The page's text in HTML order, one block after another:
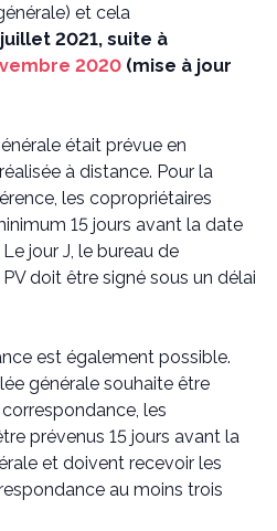
et cela
juillet 2021, suite à
2020 (mise à jour
était prévue en
à distance. Pour la
les copropriétaires
15 jours avant la date
jour J, le bureau de
doit être signé sous un délai
est également possible.
générale souhaite être
les
prévenus 15 jours avant la
et doivent recevoir les
au moins trois